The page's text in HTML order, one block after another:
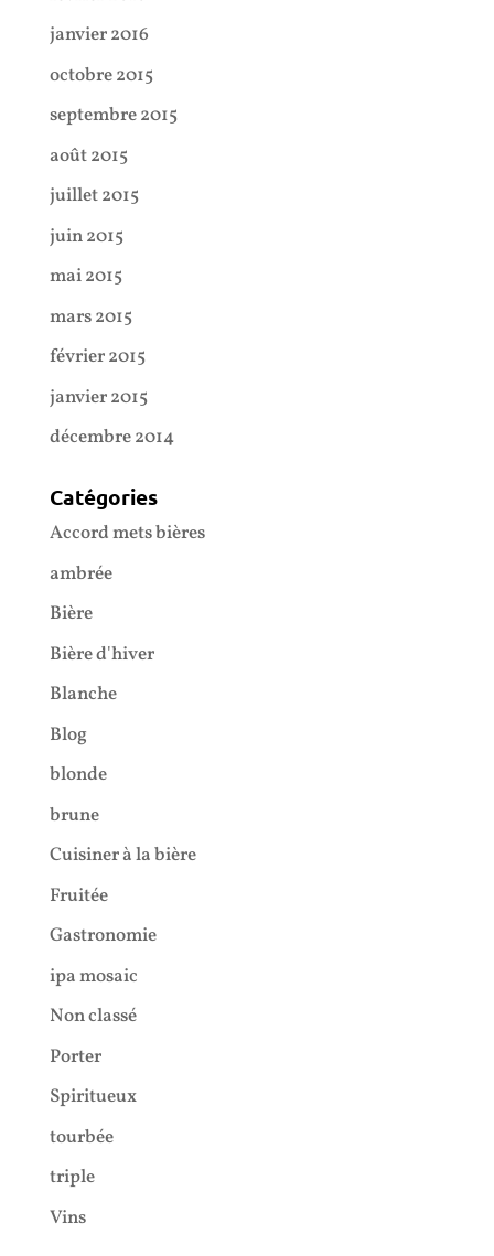
janvier 2016
octobre 2015
septembre 2015
août 2015
juillet 2015
juin 2015
mai 2015
mars 2015
février 2015
janvier 2015
décembre 2014
Catégories
Accord mets bières
ambrée
Bière
Bière d'hiver
Blanche
Blog
blonde
brune
Cuisiner à la bière
Fruitée
Gastronomie
ipa mosaic
Non classé
Porter
Spiritueux
tourbée
triple
Vins